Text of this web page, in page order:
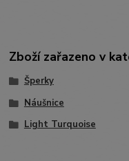
Zboží zařazeno v
Šperky
Náušnice
Light Turquoise